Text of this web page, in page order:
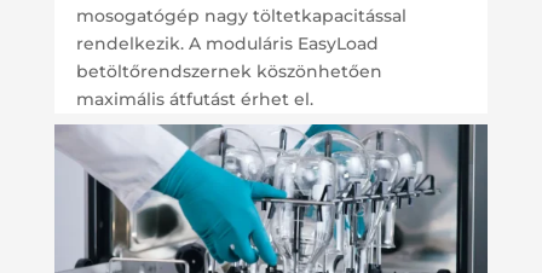
mosogatógép nagy töltetkapacitással
rendelkezik. A moduláris EasyLoad
betöltőrendszernek köszönhetően
maximális átfutást érhet el.